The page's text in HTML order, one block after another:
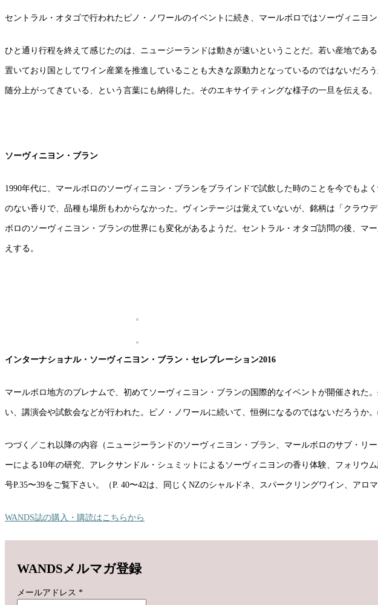
セントラル・オタゴで行われたピノ・ノワールのイベントに続き、マールボロではソーヴィニヨ
ひと通り行程を終えて感じたのは、ニュージーランドは動きが速いということだ。若い産地で
置いており国としてワイン産業を推進していることも大きな原動力となっているのではないだ
随分上がってきている、という言葉にも納得した。そのエキサイティングな様子の一旦を伝える。
ソーヴィニヨン・ブラン
1990年代に、マールボロのソーヴィニヨン・ブランをブラインドで試飲した時のことを今でも
のない香りで、品種も場所もわからなかった。ヴィンテージは覚えていないが、銘柄は「クラ
ボロのソーヴィニヨン・ブランの世界にも変化があるようだ。セントラル・オタゴ訪問の後、
えする。
インターナショナル・ソーヴィニヨン・ブラン・セレブレーション2016
マールボロ地方のブレナムで、初めてソーヴィニヨン・ブランの国際的なイベントが開催され
い、講演会や試飲会などが行われた。ピノ・ノワールに続いて、恒例になるのではないだろうか。
つづく／これ以降の内容（ニュージーランドのソーヴィニヨン・ブラン、マールボロのサブ・
ーによる10年の研究、アレクサンドル・シュミットによるソーヴィニヨンの香り体験、フォリウ
号P.35〜39をご覧下さい。（P. 40〜42は、同じくNZのシャルドネ、スパークリングワイン、アロ
WANDS誌の購入・購読はこちらから
WANDSメルマガ登録
メールアドレス *